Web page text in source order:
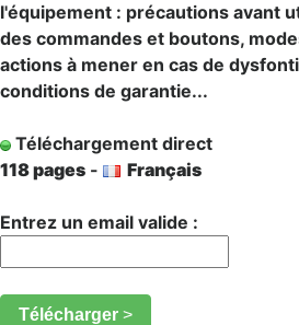
l'équipement : précautions avant
des commandes et boutons,
actions à mener en cas de
conditions de garantie...
Téléchargement direct
118 pages - Français
Entrez un email valide :
Télécharger >